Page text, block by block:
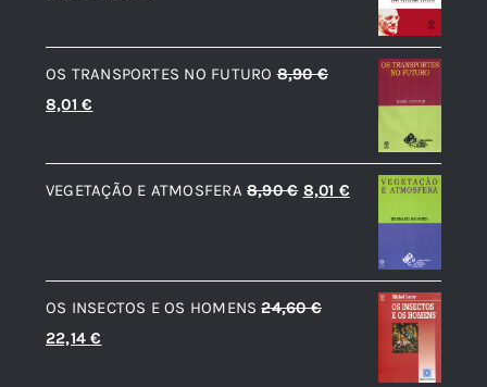
original
era:
atual
é:
OS TRANSPORTES NO FUTURO 8,90€
O
original
era:
8,01€
atual
é:
VEGETAÇÃO E ATMOSFERA 8,90€ O
era:
8,90 €.
8,01 €O
preço
é:
8,01 €.
OS INSECTOS E OS HOMENS 24,60€
O
22,14€